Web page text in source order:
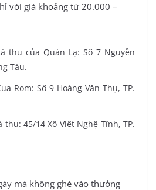
với giá khoảng từ 20.000 –
thu của Quán Lạ: Số 7 Nguyễn
Tàu.
Rom: Số 9 Hoàng Văn Thụ, TP.
thu: 45/14 Xô Viết Nghệ Tĩnh, TP.
mà không ghé vào thưởng